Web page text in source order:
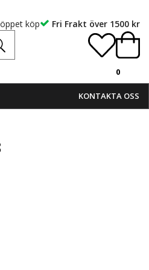
köp Fri Frakt över 1500 kr
0
KONTAKTA OSS